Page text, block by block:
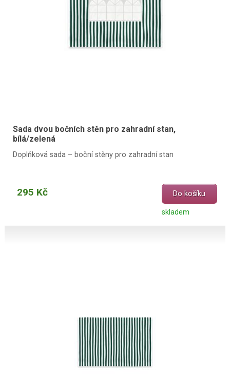
Sada dvou bočních stěn pro zahradní stan,
bílá/zelená
Doplňková sada – boční stěny pro zahradní stan
295 Kč Do košíku
skladem